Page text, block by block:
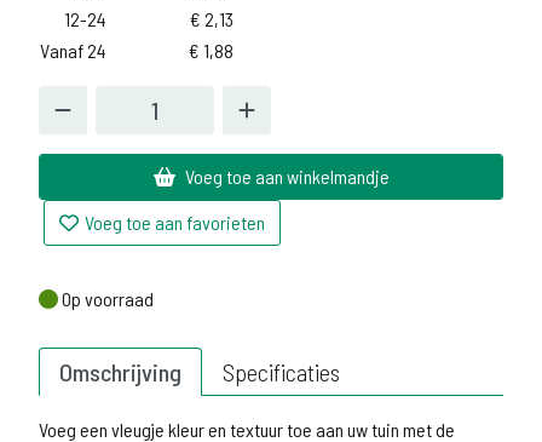
12-24
€ 2,13
Vanaf 24
€ 1,88
Voeg toe aan winkelmandje
Voeg toe aan favorieten
Op voorraad
Op voorraad
Omschrijving Specificaties
Voeg een vleugje kleur en textuur toe aan uw tuin met de